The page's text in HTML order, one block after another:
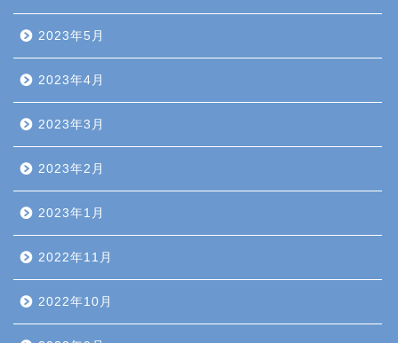
2023年5月
2023年4月
2023年3月
2023年2月
2023年1月
2022年11月
2022年10月